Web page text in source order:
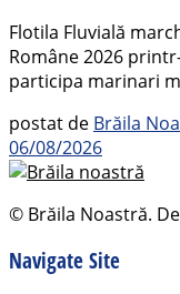
Flotila Fluvială
Române 2026
participa marinari
postat de Brăila
06/08/2026
© Brăila Noastră.
Navigate Site